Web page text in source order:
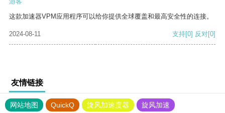
这款加速器VPM应用程序可以给你提供全球覆盖和最高安全性的连接。
2024-08-11 支持[0] 反对[0]
友情链接
网站地图 QuickQ 旋风加速度器 旋风加速